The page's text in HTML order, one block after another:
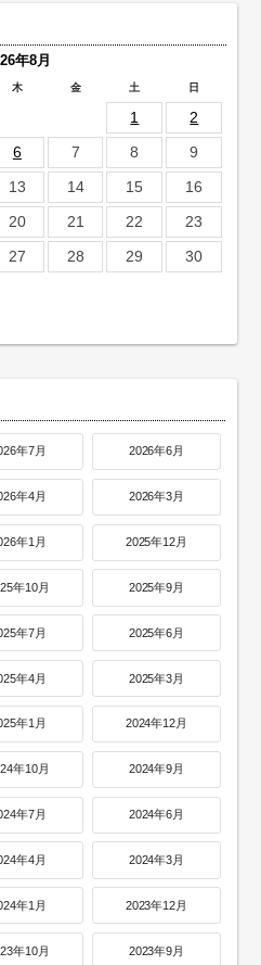
年8月
木 金 土 日
1
2
6 7 8
9
13 14 15
16
20 21 22
23
27 28 29
30
年7月 2026年6月
年4月 2026年3月
年1月 2025年12月
年10月 2025年9月
年7月 2025年6月
年4月 2025年3月
年1月 2024年12月
年10月 2024年9月
年7月 2024年6月
年4月 2024年3月
年1月 2023年12月
年10月 2023年9月